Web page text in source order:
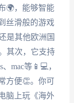
🌍，能够智能
丝滑般的游戏
是其他欧洲国
其次，它支持
mac等📱💻，
方便👏。你可
脑上玩《海外